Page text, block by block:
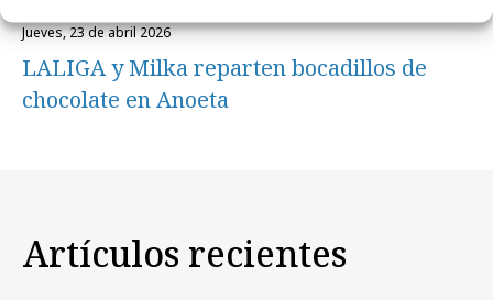
jueves, 23 de abril 2026
LALIGA y Milka reparten bocadillos de
chocolate en Anoeta
Artículos recientes